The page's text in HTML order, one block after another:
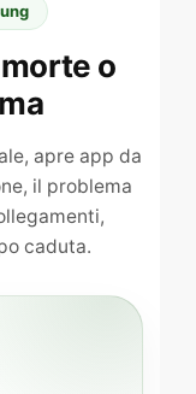
o
apre app da
il problema
caduta.